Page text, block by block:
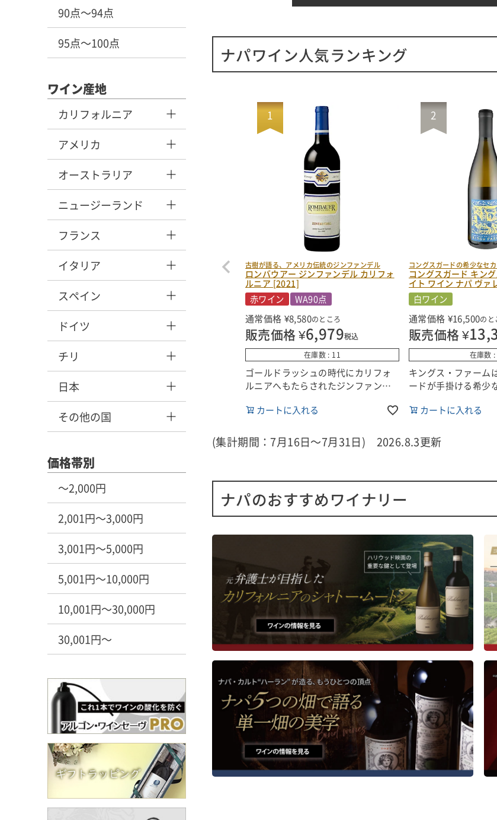
90点～94点
95点～100点
ワイン産地
カリフォルニア
アメリカ
オーストラリア
ニュージーランド
フランス
イタリア
スペイン
ドイツ
チリ
日本
その他の国
価格帯別
～2,000円
2,001円～3,000円
3,001円～5,000円
5,001円～10,000円
10,001円～30,000円
30,001円～
ナパワイン人気ランキング
古樹が語る、アメリカ伝統のジンファンデル
ロンバウアー ジンファンデル カリフォ
ルニア [2021]
赤ワイン
WA90点
通常価格 ¥8,580のところ
販売価格¥6,979税込
在庫数
11
ゴールドラッシュの時代にカリフォ
ルニアへもたらされたジンファンデ
統的ブドウ品種”と見なされていま
ォルニアワインの歴史への敬意を込
めて造られた一本です！
最も古いワイン産地に位置する一流
畑から収穫されたもので、なかには
樹齢100年を超える区画も含まれてい
■生産者のコメント
ラズベリー、チェリー、クランベリ
ーの香りに、ドライハーブや花のニ
ュアンスが調和して広がります。口
に含むと、凝縮した赤い果実味にス
パイスやリコリスの風味が重なり、
繊細なタンニンに支えられたジュー
シーな味わいが感じられます。余韻
は長く、シルキーで、豊かな風味が
持続します。
■栽培について
カリフォルニア州のアマドール郡
(50％)、エルドラド郡(25％)、レイク
郡(20％)、ナパ郡(5％)という、4つの
主要産地にある厳選された畑のブド
ウを使用しています。
カートに入れる
コングスガードの希少なセ
コングスガード キン
イト ワイン ナパ ヴァ
白ワイン
通常価格 ¥16,500のと
販売価格¥
在庫数
キングス・ファーム
ードが手掛ける希少
社畑で栽培されるヴ
ブレンドした白ワイ
感を備えています。
■栽培について
ブドウは、ナパ・ヴ
標高の高いアトラス
する自社畑から収穫
■キングス・ファー
コングスガードは、
ジョン・コングスガ
冠したブランドです
ド家は5世代前にノ
し、ナパに根を張り
「Kongsgaard」を
「King’s Farm＝王
いう意味になります
名付けられたのが、
ス・ファーム」です。
カートに入れる
(集計期間：7月16日～7月31日) 2026.8.3更新
ナパのおすすめワイナリー